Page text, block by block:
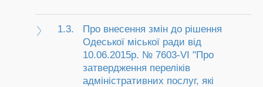
1.3.
Про внесення змін до рішення
Одеської міської ради від
10.06.2015р. № 7603-VI "Про
затвердження переліків
адміністративних послуг, які